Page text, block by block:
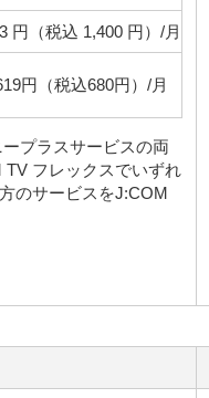
円（税込 1,400 円）/月
円（税込680円）/月
プラスサービスの両
フレックスでいずれ
のサービスをJ:COM